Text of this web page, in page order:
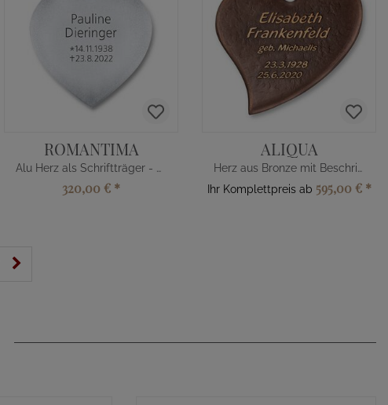
ROMANTIMA
Alu Herz als Schriftträger - Gravur
320,00 € *
ALIQUA
Herz aus Bronze mit Beschriftung
Ihr Komplettpreis ab 595,00 € *